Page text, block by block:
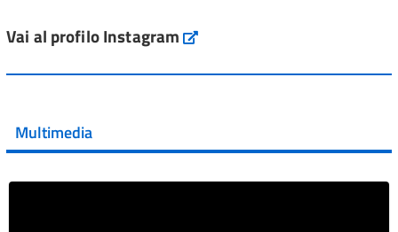
Vai al post →
Vai al post →
Vai al profilo Instagram Instagram
Multimedia